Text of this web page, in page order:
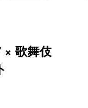
歌舞伎